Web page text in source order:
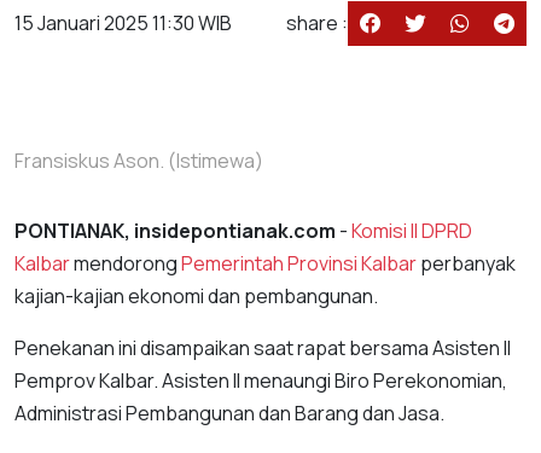
15 Januari 2025 11:30 WIB share :
Fransiskus Ason. (Istimewa)
PONTIANAK, insidepontianak.com -Komisi II DPRD
KalbarmendorongPemerintah Provinsi Kalbarperbanyak
kajian-kajian ekonomi dan pembangunan.
Penekanan ini disampaikan saat rapat bersama Asisten II
Pemprov Kalbar. Asisten II menaungi Biro Perekonomian,
Administrasi Pembangunan dan Barang dan Jasa.